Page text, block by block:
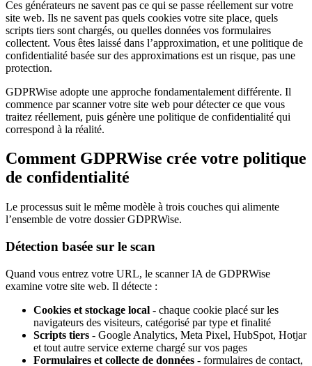
Ces générateurs ne savent pas ce qui se passe réellement sur votre
site web. Ils ne savent pas quels cookies votre site place, quels
scripts tiers sont chargés, ou quelles données vos formulaires
collectent. Vous êtes laissé dans l’approximation, et une politique de
confidentialité basée sur des approximations est un risque, pas une
protection.
GDPRWise adopte une approche fondamentalement différente. Il
commence par scanner votre site web pour détecter ce que vous
traitez réellement, puis génère une politique de confidentialité qui
correspond à la réalité.
Comment GDPRWise crée votre politique
de confidentialité
Le processus suit le même modèle à trois couches qui alimente
l’ensemble de votre dossier GDPRWise.
Détection basée sur le scan
Quand vous entrez votre URL, le scanner IA de GDPRWise
examine votre site web. Il détecte :
Cookies et stockage local - chaque cookie placé sur les
navigateurs des visiteurs, catégorisé par type et finalité
Scripts tiers - Google Analytics, Meta Pixel, HubSpot, Hotjar
et tout autre service externe chargé sur vos pages
Formulaires et collecte de données - formulaires de contact,